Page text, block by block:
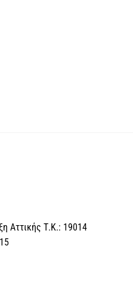
Αττικής Τ.Κ.: 19014